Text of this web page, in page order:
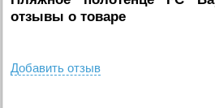
отзывы о товаре
Добавить отзыв